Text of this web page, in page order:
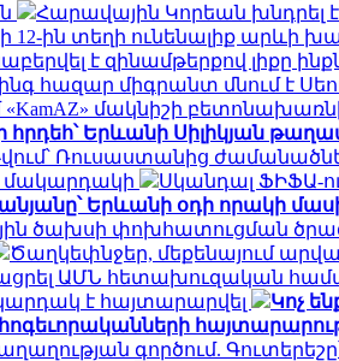
Հարավային Կորեան խնդրել
12-ին տեղի ունենալիք արևի
է զինամթերքով լիքը
հազար միգրանտ մնում է
մակնիշի
հրդեհ՝ Երևանի Սիլիկյան
Ռուսաստանից
մակարդակի
Սկանդալ ՖԻՖԱ-
Երևանի օդի որակի
ծախսի փոխհատուցման
Ծաղկեփնջեր, մեքենայում
ԱՄՆ հետախուզական
է հայտարարվել
Կոչ
գործում.